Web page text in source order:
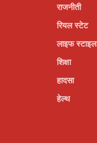
राजनीती
रियल स्टेट
लाइफ स्टाइल
शिक्षा
हादसा
हेल्थ